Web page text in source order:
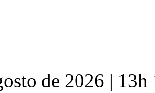
de 2026 |